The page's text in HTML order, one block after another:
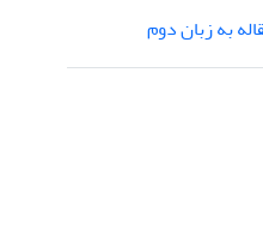
به زبان دوم